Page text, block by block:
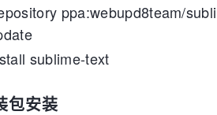
ppa:webupd8team/
sublime-text
包安装